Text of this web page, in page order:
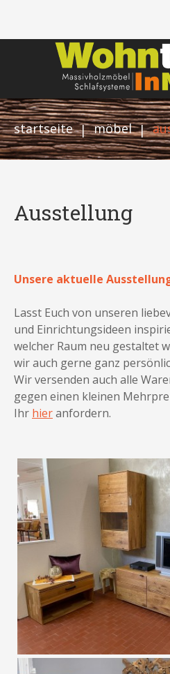
startseite | möbel |
Ausstellung
Unsere aktuelle
Lasst Euch von unseren
und Einrichtungsideen
welcher Raum neu gestaltet
wir auch gerne ganz
Wir versenden auch alle
gegen einen kleinen
Ihr hieranfordern.